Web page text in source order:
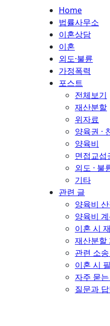
Home
법률사무소
이혼상담
이혼
외도·불륜
가정폭력
포스트
전체보기
재산분할
위자료
양육권 ·
양육비
면접교섭
외도 · 불
기타
관련 글
양육비
양육비
이혼 시
재산분할
관련 소
이혼 시
자주 묻
질문과